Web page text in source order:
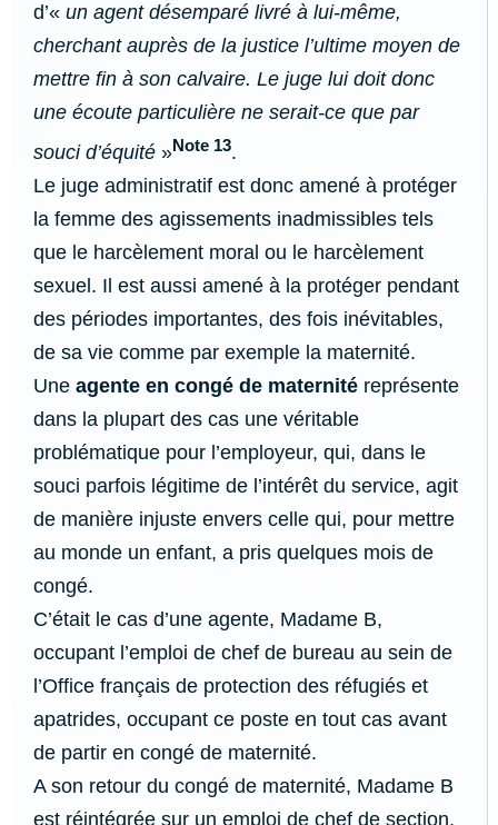
d’« un agent désemparé livré à lui-même,
cherchant auprès de la justice l’ultime moyen de
mettre fin à son calvaire. Le juge lui doit donc
une écoute particulière ne serait-ce que par
souci d’équité »Note 13.
Le juge administratif est donc amené à protéger
la femme des agissements inadmissibles tels
que le harcèlement moral ou le harcèlement
sexuel. Il est aussi amené à la protéger pendant
des périodes importantes, des fois inévitables,
de sa vie comme par exemple la maternité.
Une agente en congé de maternité représente
dans la plupart des cas une véritable
problématique pour l’employeur, qui, dans le
souci parfois légitime de l’intérêt du service, agit
de manière injuste envers celle qui, pour mettre
au monde un enfant, a pris quelques mois de
congé.
C’était le cas d’une agente, Madame B,
occupant l’emploi de chef de bureau au sein de
l’Office français de protection des réfugiés et
apatrides, occupant ce poste en tout cas avant
de partir en congé de maternité.
A son retour du congé de maternité, Madame B
est réintégrée sur un emploi de chef de section,